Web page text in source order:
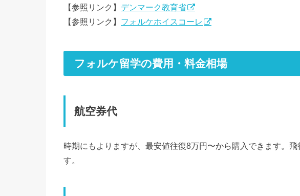
【参照リンク】 デンマーク教育省
【参照リンク】 フォルケホイスコーレ
フォルケ留学の費用・料金相場
航空券代
時期にもよりますが、最安値往復8万円〜から購入できます。
す。